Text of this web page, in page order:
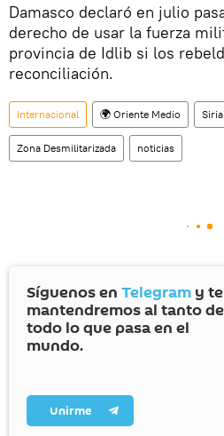
Damasco declaró en julio
derecho de usar la fuerza
provincia de Idlib si los
reconciliación.
Internacional 🌍 Oriente Medio Siria
Zona Desmilitarizada noticias
Síguenos en Telegram y te
mantendremos al tanto de
todo lo que pasa en el
mundo.
Unirme